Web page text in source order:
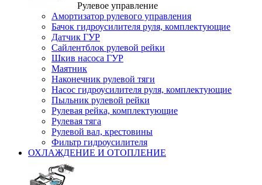
Рулевое управление
Амортизатор рулевого управления
Бачок гидроусилителя руля, комплектующие
Датчик ГУР
Сайлентблок рулевой рейки
Шкив насоса ГУР
Маятник
Наконечник рулевой тяги
Насос гидроусилителя руля, комплектующие
Пыльник рулевой рейки
Рулевая рейка, комплектующие
Рулевая тяга
Рулевой вал, крестовины
Фильтр гидроусилителя
ОХЛАЖДЕНИЕ И ОТОПЛЕНИЕ